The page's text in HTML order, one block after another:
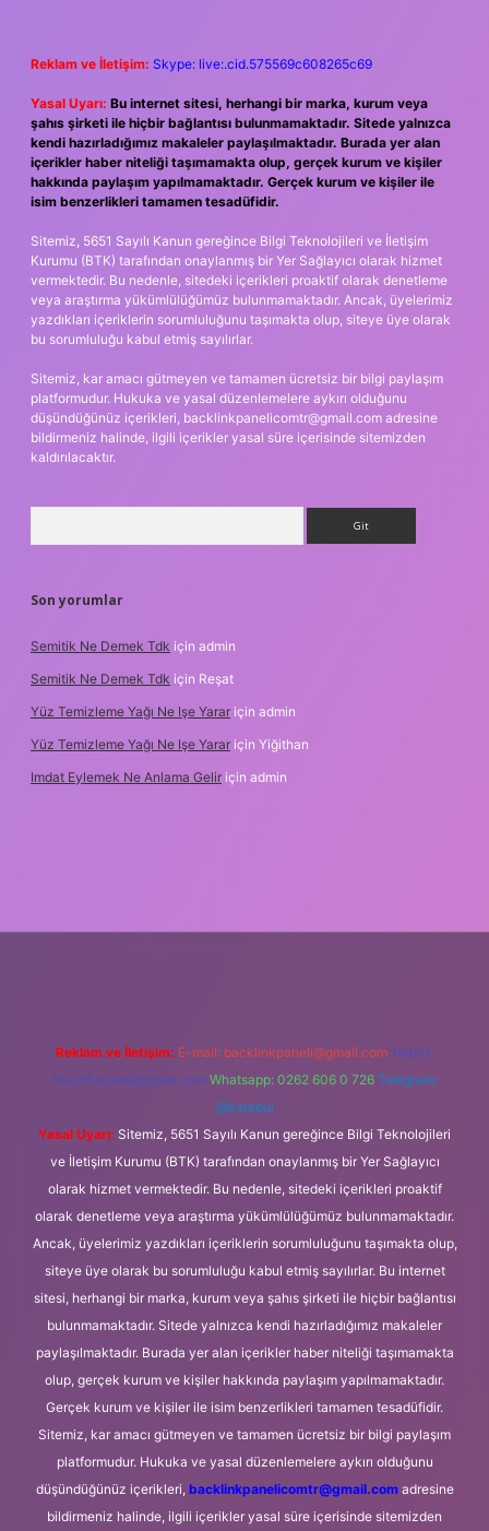
Reklam ve İletişim: Skype: live:.cid.575569c608265c69
Yasal Uyarı: Bu internet sitesi, herhangi bir marka, kurum veya
şahıs şirketi ile hiçbir bağlantısı bulunmamaktadır. Sitede yalnızca
kendi hazırladığımız makaleler paylaşılmaktadır. Burada yer alan
içerikler haber niteliği taşımamakta olup, gerçek kurum ve kişiler
hakkında paylaşım yapılmamaktadır. Gerçek kurum ve kişiler ile
isim benzerlikleri tamamen tesadüfidir.
Sitemiz, 5651 Sayılı Kanun gereğince Bilgi Teknolojileri ve İletişim
Kurumu (BTK) tarafından onaylanmış bir Yer Sağlayıcı olarak hizmet
vermektedir. Bu nedenle, sitedeki içerikleri proaktif olarak denetleme
veya araştırma yükümlülüğümüz bulunmamaktadır. Ancak, üyelerimiz
yazdıkları içeriklerin sorumluluğunu taşımakta olup, siteye üye olarak
bu sorumluluğu kabul etmiş sayılırlar.
Sitemiz, kar amacı gütmeyen ve tamamen ücretsiz bir bilgi paylaşım
platformudur. Hukuka ve yasal düzenlemelere aykırı olduğunu
düşündüğünüz içerikleri, backlinkpanelicomtr@gmail.com adresine
bildirmeniz halinde, ilgili içerikler yasal süre içerisinde sitemizden
kaldırılacaktır.
Son yorumlar
Semitik Ne Demek Tdk için admin
Semitik Ne Demek Tdk için Reşat
Yüz Temizleme Yağı Ne Işe Yarar için admin
Yüz Temizleme Yağı Ne Işe Yarar için Yiğithan
Imdat Eylemek Ne Anlama Gelir için admin
Reklam ve İletişim: E-mail: backlinkpaneli@gmail.com Teams:
forumhizmeti@gmail.com Whatsapp: 0262 606 0 726 Telegram:
@karabul
Yasal Uyarı: Sitemiz, 5651 Sayılı Kanun gereğince Bilgi Teknolojileri
ve İletişim Kurumu (BTK) tarafından onaylanmış bir Yer Sağlayıcı
olarak hizmet vermektedir. Bu nedenle, sitedeki içerikleri proaktif
olarak denetleme veya araştırma yükümlülüğümüz bulunmamaktadır.
Ancak, üyelerimiz yazdıkları içeriklerin sorumluluğunu taşımakta olup,
siteye üye olarak bu sorumluluğu kabul etmiş sayılırlar. Bu internet
sitesi, herhangi bir marka, kurum veya şahıs şirketi ile hiçbir bağlantısı
bulunmamaktadır. Sitede yalnızca kendi hazırladığımız makaleler
paylaşılmaktadır. Burada yer alan içerikler haber niteliği taşımamakta
olup, gerçek kurum ve kişiler hakkında paylaşım yapılmamaktadır.
Gerçek kurum ve kişiler ile isim benzerlikleri tamamen tesadüfidir.
Sitemiz, kar amacı gütmeyen ve tamamen ücretsiz bir bilgi paylaşım
platformudur. Hukuka ve yasal düzenlemelere aykırı olduğunu
düşündüğünüz içerikleri, backlinkpanelicomtr@gmail.comadresine
bildirmeniz halinde, ilgili içerikler yasal süre içerisinde sitemizden